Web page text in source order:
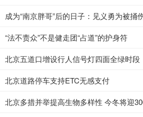
成为“南京胖哥”后的日子：见义勇为被捅
“法不责众”不是健走团“占道”的护身符
北京五道口增设行人信号灯四面全绿时段
北京道路停车支持ETC无感支付
北京多措并举提高生物多样性 今冬将迎